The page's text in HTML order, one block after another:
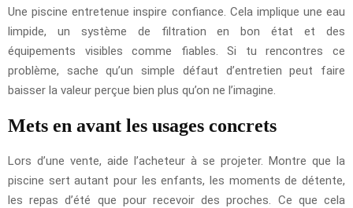
Une piscine entretenue inspire confiance. Cela implique une eau
limpide, un système de filtration en bon état et des
équipements visibles comme fiables. Si tu rencontres ce
problème, sache qu’un simple défaut d’entretien peut faire
baisser la valeur perçue bien plus qu’on ne l’imagine.
Mets en avant les usages concrets
Lors d’une vente, aide l’acheteur à se projeter. Montre que la
piscine sert autant pour les enfants, les moments de détente,
les repas d’été que pour recevoir des proches. Ce que cela